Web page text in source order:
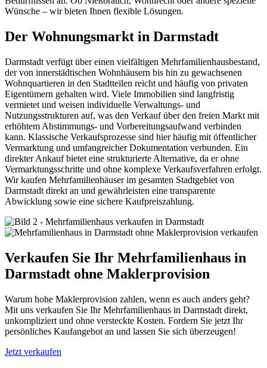
Wünsche – wir bieten Ihnen flexible Lösungen.
Der Wohnungsmarkt in Darmstadt
Darmstadt verfügt über einen vielfältigen Mehrfamilienhausbestand,
der von innerstädtischen Wohnhäusern bis hin zu gewachsenen
Wohnquartieren in den Stadtteilen reicht und häufig von privaten
Eigentümern gehalten wird. Viele Immobilien sind langfristig
vermietet und weisen individuelle Verwaltungs- und
Nutzungsstrukturen auf, was den Verkauf über den freien Markt mit
erhöhtem Abstimmungs- und Vorbereitungsaufwand verbinden
kann. Klassische Verkaufsprozesse sind hier häufig mit öffentlicher
Vermarktung und umfangreicher Dokumentation verbunden. Ein
direkter Ankauf bietet eine strukturierte Alternative, da er ohne
Vermarktungsschritte und ohne komplexe Verkaufsverfahren erfolgt.
Wir kaufen Mehrfamilienhäuser im gesamten Stadtgebiet von
Darmstadt direkt an und gewährleisten eine transparente
Abwicklung sowie eine sichere Kaufpreiszahlung.
Verkaufen Sie Ihr Mehrfamilienhaus in
Darmstadt ohne Maklerprovision
Warum hohe Maklerprovision zahlen, wenn es auch anders geht?
Mit uns verkaufen Sie Ihr Mehrfamilienhaus in Darmstadt direkt,
unkompliziert und ohne versteckte Kosten. Fordern Sie jetzt Ihr
persönliches Kaufangebot an und lassen Sie sich überzeugen!
Jetzt verkaufen